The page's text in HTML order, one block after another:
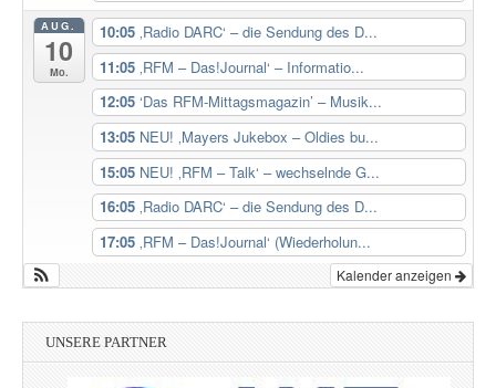
AUG.
10
Mo.
10:05 ‚Radio DARC‘ – die Sendung des D...
11:05 ‚RFM – Das!Journal‘ – Informatio...
12:05 ‘Das RFM-Mittagsmagazin’ – Musik...
13:05 NEU! ‚Mayers Jukebox – Oldies bu...
15:05 NEU! ‚RFM – Talk‘ – wechselnde G...
16:05 ‚Radio DARC‘ – die Sendung des D...
17:05 ‚RFM – Das!Journal‘ (Wiederholun...
Kalender anzeigen
UNSERE PARTNER